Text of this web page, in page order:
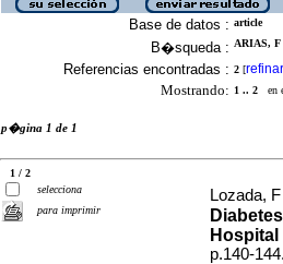
Base de datos : article
B�squeda : ARIAS,
Referencias encontradas : 2 [refinar
Mostrando: 1 .. 2 en
p�gina 1 de 1
1 / 2
selecciona
para imprimir
Lozada,
p.140-